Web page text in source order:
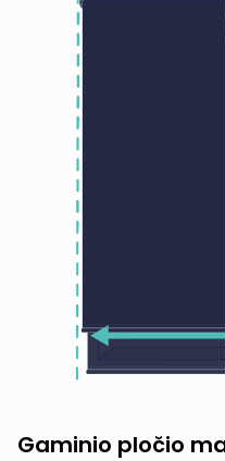
Gaminio pločio